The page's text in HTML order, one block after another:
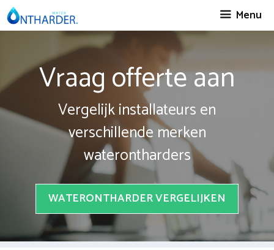
Spring
naar
Menu
Vraag offerte aan
Vergelijk installateurs en
verschillende merken
waterontharders
WATERONTHARDER VERGELIJKEN